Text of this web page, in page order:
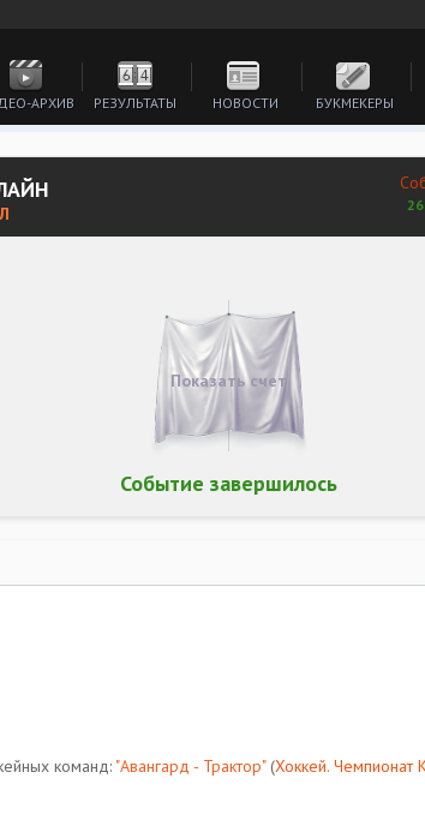
АРХИВ РЕЗУЛЬТАТЫ НОВОСТИ БУКМЕКЕРЫ
Событие завершилось
Показать счет
команд: "Авангард - Трактор"(Хоккей. Чемпионат